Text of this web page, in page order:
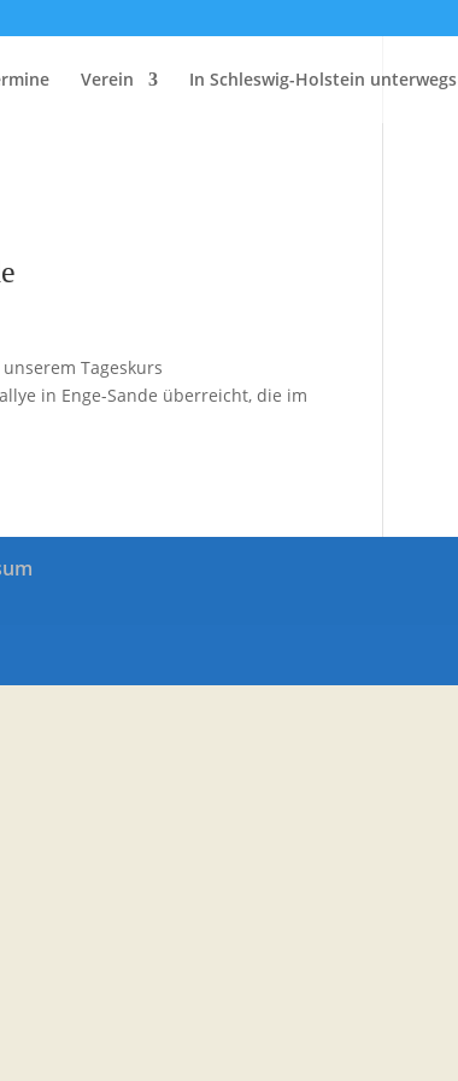
Verein In Schleswig-Holstein unterwegs
Tageskurs
in Enge-Sande überreicht, die im